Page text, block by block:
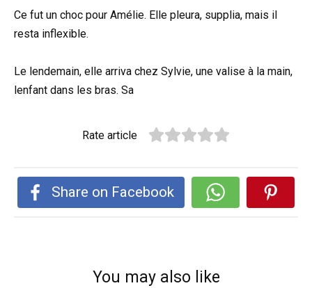
Ce fut un choc pour Amélie. Elle pleura, supplia, mais il
resta inflexible.
Le lendemain, elle arriva chez Sylvie, une valise à la main,
lenfant dans les bras. Sa
Rate article
Share on Facebook
You may also like